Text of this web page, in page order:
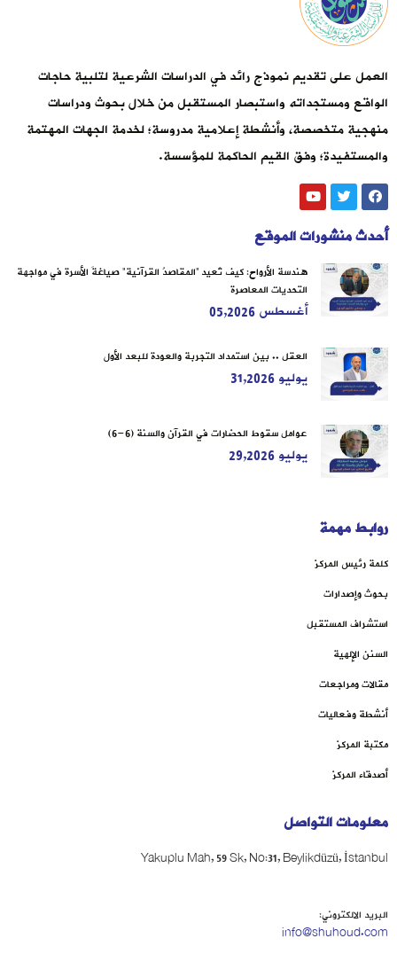
العمل على تقديم نموذج رائد في الدراسات الشرعية لتلبية حاجات
الواقع ومستجداته واستبصار المستقبل من خلال بحوث ودراسات
منهجية متخصصة، وأنشطة إعلامية مدروسة؛ لخدمة الجهات المهتمة
والمستفيدة؛ وفق القيم الحاكمة للمؤسسة.
أحدث منشورات الموقع
هندسة الأرواح: كيف تُعيد “المقاصدُ القرآنية” صياغةَ الأسرة في مواجهة
التحديات المعاصرة
أغسطس 05,2026
العقل .. بين استمداد التجربة والعودة للبعد الأول
يوليو 31,2026
عوامل سقوط الحضارات في القرآن والسنة (6-6)
يوليو 29,2026
روابط مهمة
كلمة رئيس المركز
بحوث وإصدارات
استشراف المستقبل
السنن الإلهية
مقالات ومراجعات
أنشطة وفعاليات
مكتبة المركز
أصدقاء المركز
معلومات التواصل
Yakuplu Mah, 59 Sk, No:31, Beylikdüzü, İstanbul
البريد الالكتروني:
info@shuhoud.com